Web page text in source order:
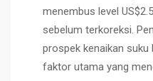
menembus level
sebelum terkoreksi.
prospek kenaikan suku
faktor utama yang